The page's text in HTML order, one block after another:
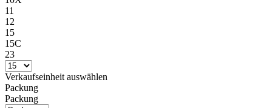
11
12
15
15C
23
Verkaufseinheit auswählen
Packung
Packung